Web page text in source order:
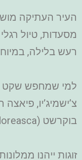
העיר העתיקה
מסעדות, טיול
רעש בלילה,
למי שמחפש שקט
צ’ישמיג’יו,
בוקרשט (Aviatorilor / Floreasca) מצוינים.
זוגות ייהנו